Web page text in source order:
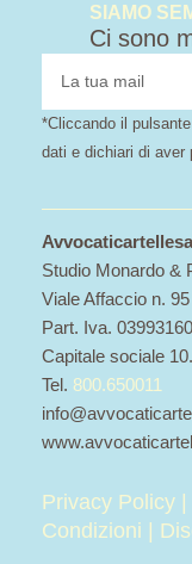
SIAMO
Ci sono
*Cliccando il
dati e dichiari di aver
Studio Monardo &
Viale Affaccio n.
Part. Iva.
Capitale sociale
Tel. 800.650011
Privacy Policy |
Condizioni |